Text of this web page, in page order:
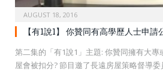
AUGUST 18, 2016
【有1說1】 你贊同有高學歷人士申
第二集的「有1說1」主題: 你贊同擁有大
屋會被扣分? 節目邀了長遠房屋策略督導